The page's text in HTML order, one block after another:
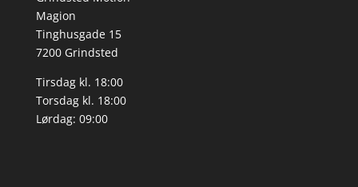
Magion
Tinghusgade 15
7200 Grindsted
Tirsdag kl. 18:00
Torsdag kl. 18:00
Lørdag: 09:00